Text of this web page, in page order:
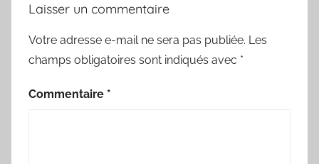
Laisser un commentaire
Votre adresse e-mail ne sera pas publiée. Les
champs obligatoires sont indiqués avec *
Commentaire *